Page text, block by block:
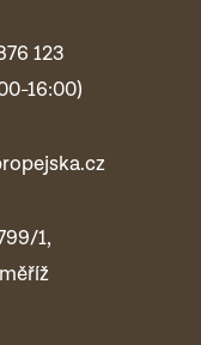
123
16:00)
1,